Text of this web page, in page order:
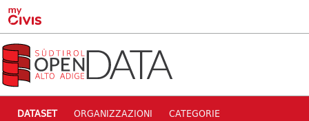
Skip to main content
DATASET ORGANIZZAZIONI CATEGORIE